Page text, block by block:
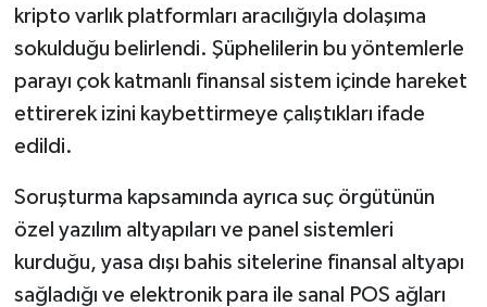
kripto varlık platformları aracılığıyla dolaşıma
sokulduğu belirlendi. Şüphelilerin bu yöntemlerle
parayı çok katmanlı finansal sistem içinde hareket
ettirerek izini kaybettirmeye çalıştıkları ifade
edildi.
Soruşturma kapsamında ayrıca suç örgütünün
özel yazılım altyapıları ve panel sistemleri
kurduğu, yasa dışı bahis sitelerine finansal altyapı
sağladığı ve elektronik para ile sanal POS ağları